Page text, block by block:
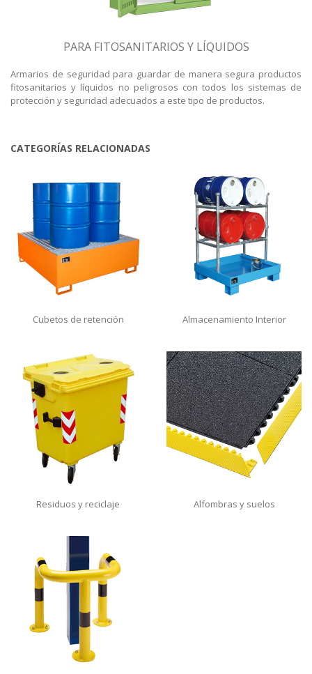
PARA FITOSANITARIOS Y LÍQUIDOS
Armarios de seguridad para guardar de manera segura productos
fitosanitarios y líquidos no peligrosos con todos los sistemas de
protección y seguridad adecuados a este tipo de productos.
CATEGORÍAS RELACIONADAS
Cubetos de retención Almacenamiento Interior
Residuos y reciclaje Alfombras y suelos